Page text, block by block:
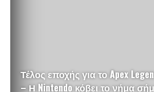
Τέλος εποχής για το Apex
– Η Nintendo κόβει το νήμα